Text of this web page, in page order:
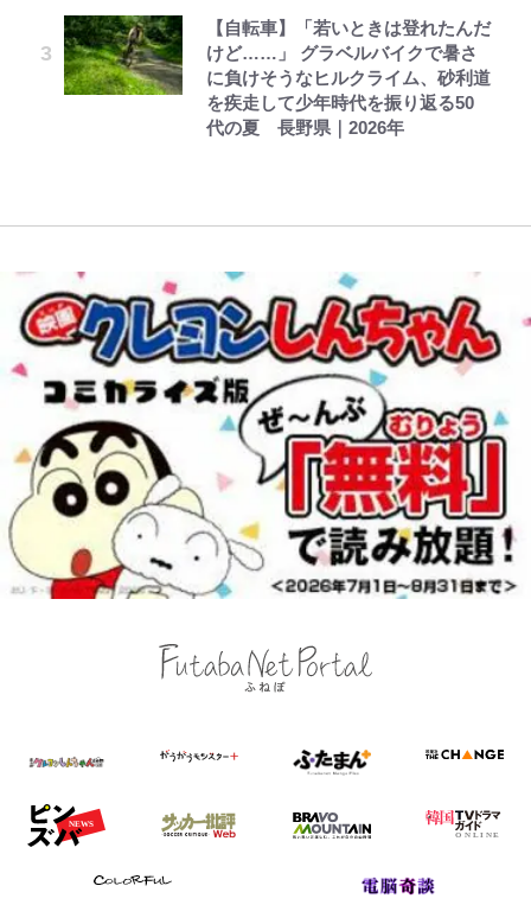
【自転車】「若いときは登れたんだ
けど……」 グラベルバイクで暑さ
に負けそうなヒルクライム、砂利道
を疾走して少年時代を振り返る50
代の夏 長野県｜2026年
味深「スネ毛ハラスメント」にも注
目
ができない阿呆」が京都の名門美術
高校に受かった理由「落ちたと思っ
てたので合格発表も行かなかったん
です」
W杯クオーター制への大反発か、
FIFA会長を追い詰めた｢欧州のボイ
コット｣と再選の行方【FIFA3兆円
の野望と2度のオウンゴール、来年
『SLAM DUNK』が30年前に描い
た「驚きの戦術」ストレッチ5に大
型ポイントガードも…